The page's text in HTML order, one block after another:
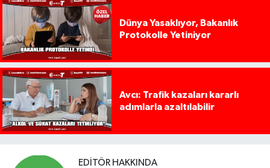
Dünya Yasaklıyor, Bakanlık
Protokolle Yetiniyor
Avcı: Trafik kazaları kararlı
adımlarla azaltılabilir
EDITÖR HAKKINDA